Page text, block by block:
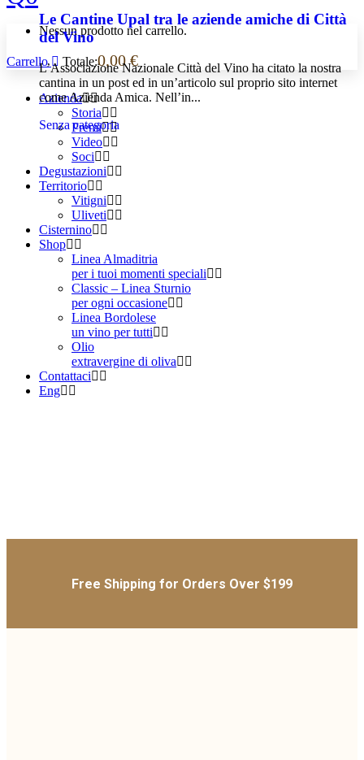
Nessun prodotto nel carrello.
Carrello Totale:0,00€
Azienda
Storia
Premi
Video
Soci
Degustazioni
Territorio
Vitigni
Uliveti
Cisternino
Shop
Linea Almaditria
per i tuoi momenti speciali
Classic – Linea Sturnio
per ogni occasione
Linea Bordolese
un vino per tutti
Olio
extravergine di oliva
Contattaci
Eng
Le Cantine Upal tra le aziende amiche di Città
del Vino
L’Associazione Nazionale Città del Vino ha citato la nostra
cantina in un post ed in un’articolo sul proprio sito internet
come Azienda Amica. Nell’in...
Senza categoria
Free Shipping for Orders Over $199